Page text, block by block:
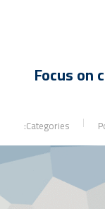
Focus
Categories: